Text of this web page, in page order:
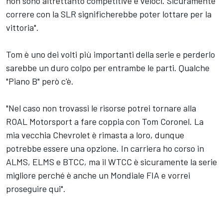
correre con la SLR significherebbe poter lottare per la
vittoria".
Tom è uno dei volti più importanti della serie e perderlo
sarebbe un duro colpo per entrambe le parti. Qualche
"Piano B" però c'è.
"Nel caso non trovassi le risorse potrei tornare alla
ROAL Motorsport a fare coppia con Tom Coronel. La
mia vecchia Chevrolet è rimasta a loro, dunque
potrebbe essere una opzione. In carriera ho corso in
ALMS, ELMS e BTCC, ma il WTCC è sicuramente la serie
migliore perché è anche un Mondiale FIA e vorrei
proseguire qui".